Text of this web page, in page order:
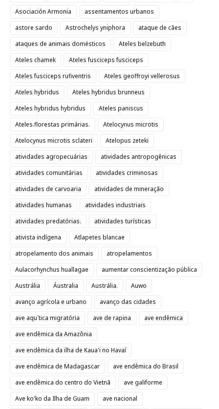
Asociación Armonia
assentamentos urbanos
astore sardo
Astrochelys yniphora
ataque de cães
ataques de animais domésticos
Ateles belzebuth
Ateles chamek
Ateles fusciceps fusciceps
Ateles fusciceps rufiventris
Ateles geoffroyi vellerosus
Ateles hybridus
Ateles hybridus brunneus
Ateles hybridus hybridus
Ateles paniscus
Ateles.florestas primárias.
Atelocynus microtis
Atelocynus microtis sclateri
Atelopus zeteki
atividades agropecuárias
atividades antropogênicas
atividades comunitárias
atividades criminosas
atividades de carvoaria
atividades de mineração
atividades humanas
atividades industriais
atividades predatórias.
atividades turísticas
ativista indígena
Atlapetes blancae
atropelamento dos animais
atropelamentos
Aulacorhynchus huallagae
aumentar conscientização pública
Austrália
Áustralia Austrália.
Auwo
avanço agrícola e urbano
avanço das cidades
ave aqu´tica migratória
ave de rapina
ave endêmica
ave endêmica da Amazônia
ave endêmica da ilha de Kaua'i no Havaí
ave endêmica de Madagascar
ave endêmica do Brasil
ave endêmica do centro do Vietnã
ave galiforme
Ave ko'ko da Ilha de Guam
ave nacional